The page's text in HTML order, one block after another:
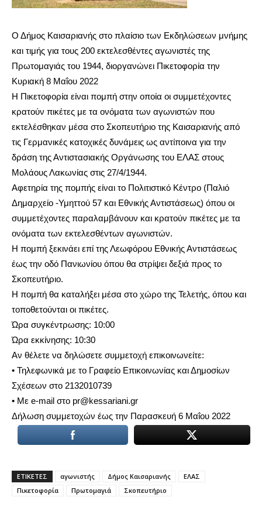
you
meaning
pain.
pornhun
hd
porn
Ο Δήμος Καισαριανής στο πλαίσιο των Εκδηλώσεων μνήμης
και τιμής για τους 200 εκτελεσθέντες αγωνιστές της
Πρωτομαγιάς του 1944, διοργανώνει Πικετοφορία την
Κυριακή 8 Μαΐου 2022
Η Πικετοφορία είναι πομπή στην οποία οι συμμετέχοντες
κρατούν πικέτες με τα ονόματα των αγωνιστών που
εκτελέσθηκαν μέσα στο Σκοπευτήριο της Καισαριανής από
τις Γερμανικές κατοχικές δυνάμεις ως αντίποινα για την
δράση της Αντιστασιακής Οργάνωσης του ΕΛΑΣ στους
Μολάους Λακωνίας στις 27/4/1944.
Αφετηρία της πομπής είναι το Πολιτιστικό Κέντρο (Παλιό
Δημαρχείο -Υμηττού 57 και Εθνικής Αντιστάσεως) όπου οι
συμμετέχοντες παραλαμβάνουν και κρατούν πικέτες με τα
ονόματα των εκτελεσθέντων αγωνιστών.
Η πομπή ξεκινάει επί της Λεωφόρου Εθνικής Αντιστάσεως
έως την οδό Πανιωνίου όπου θα στρίψει δεξιά προς το
Σκοπευτήριο.
Η πομπή θα καταλήξει μέσα στο χώρο της Τελετής, όπου και
τοποθετούνται οι πικέτες.
Ώρα συγκέντρωσης: 10:00
Ώρα εκκίνησης: 10:30
Αν θέλετε να δηλώσετε συμμετοχή επικοινωνείτε:
• Τηλεφωνικά με το Γραφείο Επικοινωνίας και Δημοσίων
Σχέσεων στο 2132010739
• Με e-mail στο pr@kessariani.gr
Δήλωση συμμετοχών έως την Παρασκευή 6 Μαΐου 2022
ΕΤΙΚΕΤΕΣ αγωνιστής Δήμος Καισαριανής
ΕΛΑΣ
Πικετοφορία
Πρωτομαγιά Σκοπευτήριο